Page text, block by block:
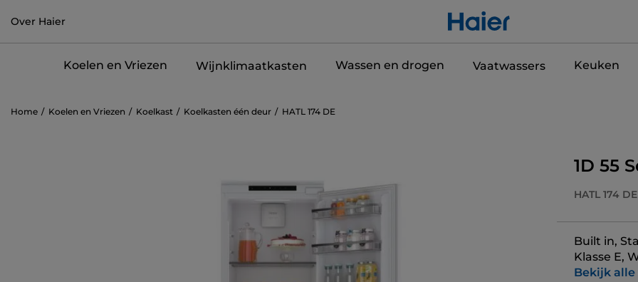
Over Haier
Koelen en Vriezen Wijnklimaatkasten Wassen en drogen Vaatwassers Keuken
Home Koelen en Vriezen Koelkast Koelkasten één deur HATL 174 DE
1D 55
HATL 174 DE
Built in,
Klasse E,
Bekijk